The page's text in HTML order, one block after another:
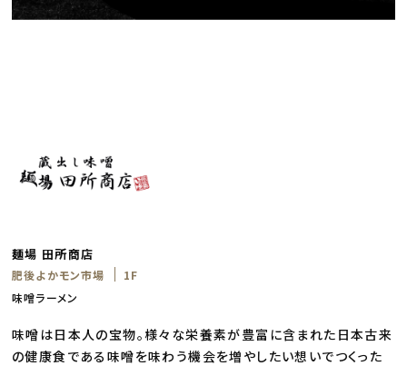
麺場 田所商店
肥後よかモン市場
1F
味噌ラーメン
味噌は日本人の宝物。様々な栄養素が豊富に含まれた日本古来
の健康食である味噌を味わう機会を増やしたい想いでつくった